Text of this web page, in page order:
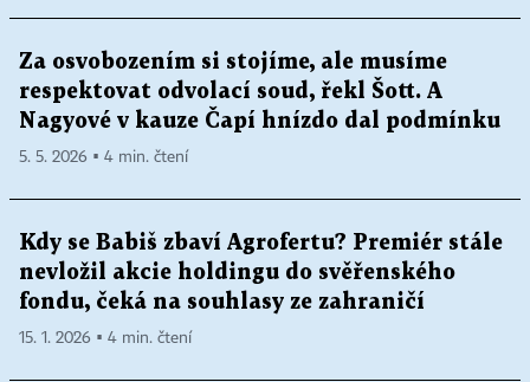
Za osvobozením si stojíme, ale musíme
respektovat odvolací soud, řekl Šott. A
Nagyové v kauze Čapí hnízdo dal podmínku
5. 5. 2026 ▪ 4 min. čtení
Kdy se Babiš zbaví Agrofertu? Premiér stále
nevložil akcie holdingu do svěřenského
fondu, čeká na souhlasy ze zahraničí
15. 1. 2026 ▪ 4 min. čtení